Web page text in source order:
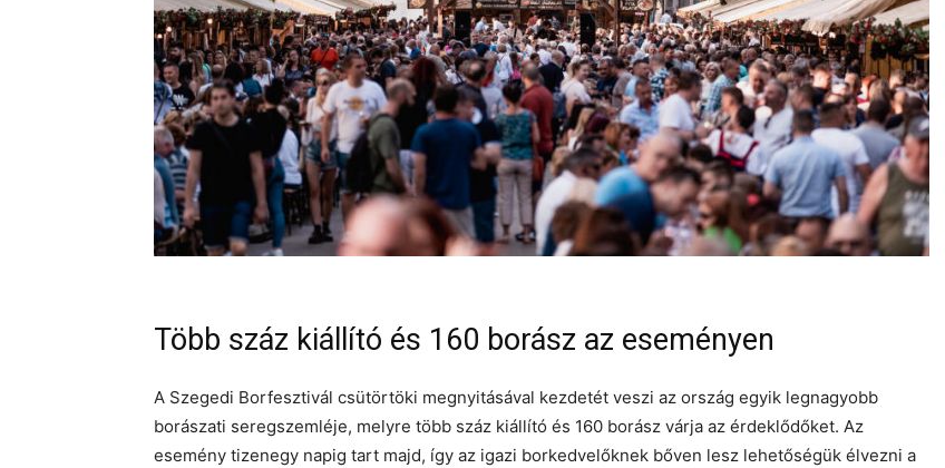
Több száz kiállító és 160 borász az eseményen
A Szegedi Borfesztivál csütörtöki megnyitásával kezdetét veszi az ország egyik legnagyobb
borászati seregszemléje, melyre több száz kiállító és 160 borász várja az érdeklődőket. Az
esemény tizenegy napig tart majd, így az igazi borkedvelőknek bőven lesz lehetőségük élvezni a